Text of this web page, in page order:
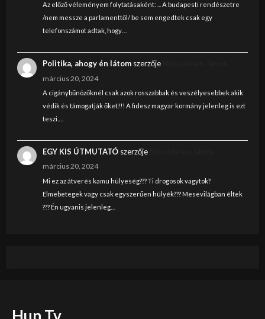
Az előző véleményem folytatásaként: ... A budapesti rendészetre
/nem messze a parlamenttől/ be sem engedtek csak egy
telefonszámot adtak, hogy…
Politika, ahogy én látomszerzője
március 20, 2024
A cigánybűnözőknél csak azok rosszabbak és veszélyesebbek akik
védik és támogatják őket!!! A fidesz magyar kormány jelenleg is ezt
teszi.…
EGY KIS ÚTMUTATÓszerzője
március 20, 2024
Mi ez az átverés kamu hülyeség??? Ti drogosok vagytok?
Elmebetegek vagy csak egyszerűen hülyék??? Mesevilágban éltek
??? Én ugyanis jelenleg…